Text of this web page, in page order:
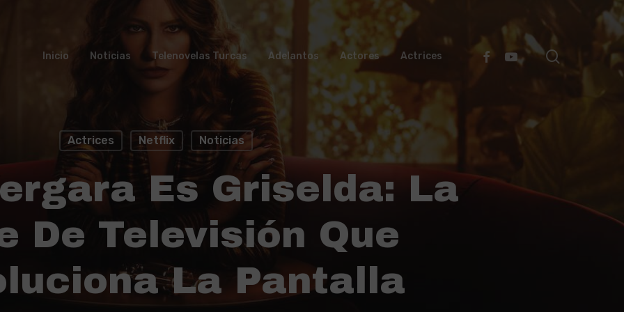
Inicio Noticias Telenovelas Turcas Adelantos Actores Actrices FacebookYoutube
Actrices Netflix Noticias
Es Griselda: La
De Televisión Que
La Pantalla